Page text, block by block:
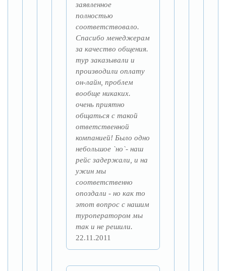
заявленное
полностью
соответствовало.
Спасибо менеджерам
за качество общения.
тур заказывали и
производили оплату
он-лайн, проблем
вообще никаких.
очень приятно
общаться с такой
ответственной
компанией! Было одно
небольшое `но`- наш
рейс задержали, и на
ужин мы
соответственно
опоздали - но как то
этот вопрос с нашим
туроператором мы
так и не решили.
22.11.2011